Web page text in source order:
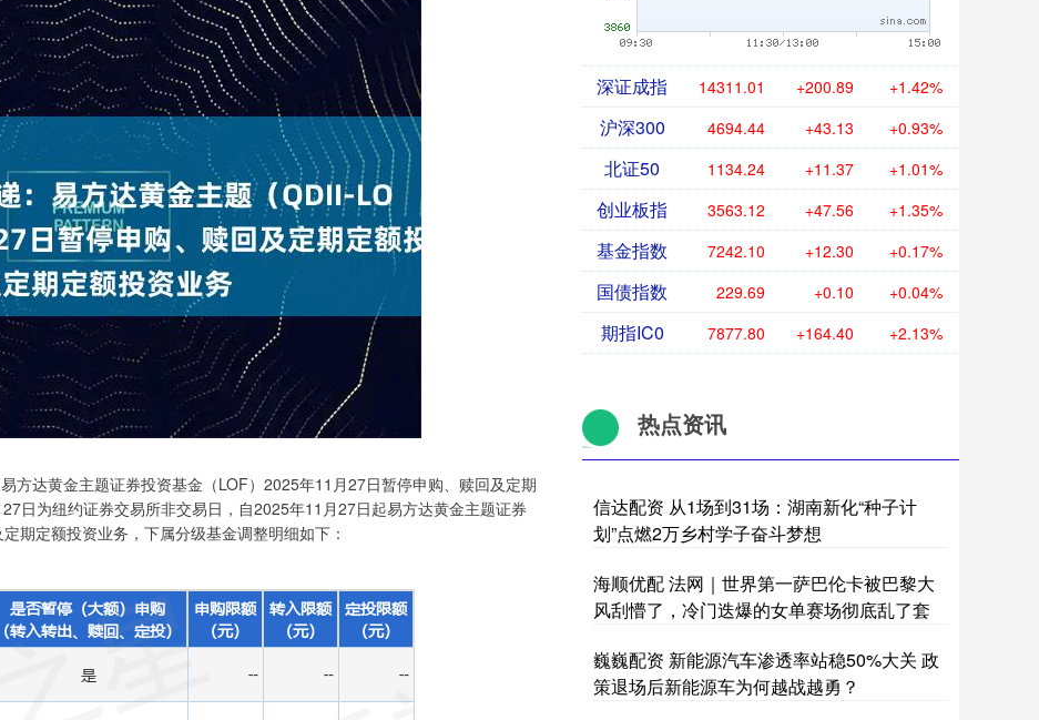
方达黄金主题证券投资基金（LOF）2025年11月27日暂停申购、赎回及定期
日为纽约证券交易所非交易日，自2025年11月27日起易方达黄金主题证券
期定额投资业务，下属分级基金调整明细如下：
深证成指 14311.01 +200.89 +1.42%
沪深300 4694.44 +43.13 +0.93%
北证50 1134.24 +11.37 +1.01%
创业板指 3563.12 +47.56 +1.35%
基金指数 7242.10 +12.30 +0.17%
国债指数 229.69 +0.10 +0.04%
期指IC0 7877.80 +164.40 +2.13%
热点资讯
信达配资 从1场到31场：湖南新化“种子计
划”点燃2万乡村学子奋斗梦想
海顺优配 法网｜世界第一萨巴伦卡被巴黎大
风刮懵了，冷门迭爆的女单赛场彻底乱了套
巍巍配资 新能源汽车渗透率站稳50%大关 政
策退场后新能源车为何越战越勇？